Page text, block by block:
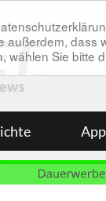
wählen Sie bitte